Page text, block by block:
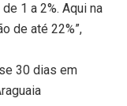
1 a 2%. Aqui na
de até 22%”,
30 dias em